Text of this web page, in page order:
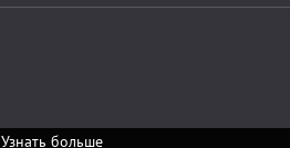
Узнать больше